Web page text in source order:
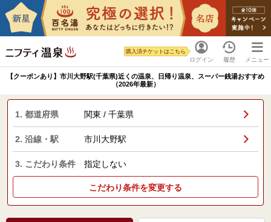
ログイン
購入済チケットはこちら
履歴 メニュー
【クーポンあり】市川大野駅(千葉県)近くの温泉、日帰り温泉、スーパー銭湯おすすめ
（2026年最新）
1. 都道府県 関東 / 千葉県
2. 沿線・駅 市川大野駅
3. こだわり条件 指定しない
こだわり条件を変更する